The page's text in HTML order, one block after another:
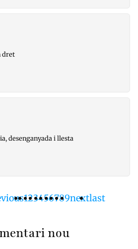
dret
desenganyada i llesta
Pàgina
1Pàgina
2Pàgina
3Pàgina
4Pàgina
5Pàgina
6Pàgina
7Pàgina
8Pàgina
9Pàgina
nextÚltima
last
nou